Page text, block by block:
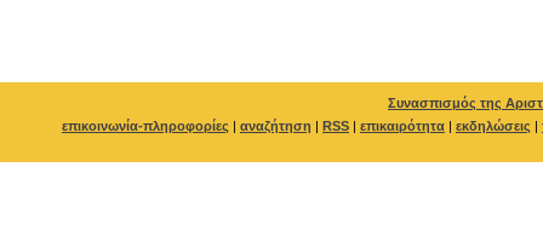
Συνασπισμός της
επικοινωνία-πληροφορίες | αναζήτηση | RSS | επικαιρότητα | εκδηλώσεις |